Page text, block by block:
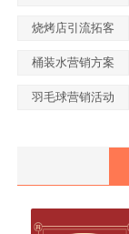
烧烤店引流拓客
桶装水营销方案
羽毛球营销活动